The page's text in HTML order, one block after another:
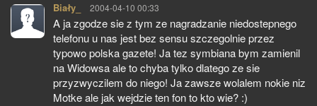
Biały_ pisze:
2004-04-10 00:33
A ja zgodze sie z tym ze nagradzanie niedostepnego
telefonu u nas jest bez sensu szczegolnie przez
typowo polska gazete! Ja tez symbiana bym zamienil
na Widowsa ale to chyba tylko dlatego ze sie
przyzwyczilem do niego! Ja zawsze wolalem nokie niz
Motke ale jak wejdzie ten fon to kto wie? :)